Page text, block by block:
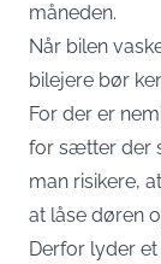
måneden.
Når bilen
bilejere bør
For der er
for sætter der
man risikere,
at låse døren
Derfor lyder